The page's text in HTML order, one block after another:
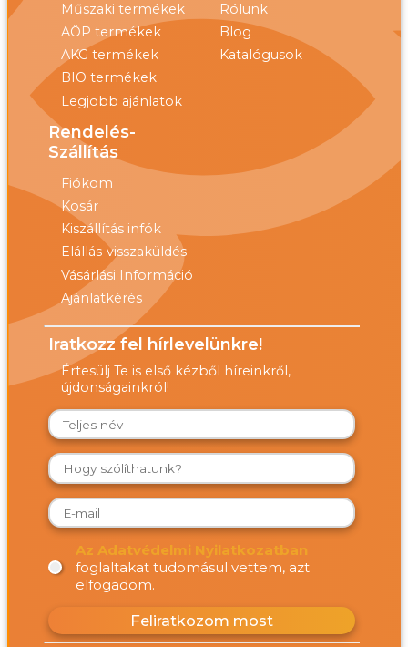
Műszaki termékek
AÖP termékek
AKG termékek
BIO termékek
Legjobb ajánlatok
Rólunk
Blog
Katalógusok
Rendelés-
Szállítás
Fiókom
Kosár
Kiszállítás infók
Elállás-visszaküldés
Vásárlási Információ
Ajánlatkérés
Iratkozz fel hírlevelünkre!
Értesülj Te is első kézből híreinkről,
újdonságainkról!
Az Adatvédelmi Nyilatkozatban
foglaltakat tudomásul vettem, azt
elfogadom.
Feliratkozom most